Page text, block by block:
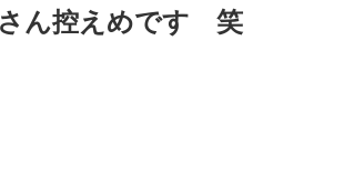
ん控えめです 笑